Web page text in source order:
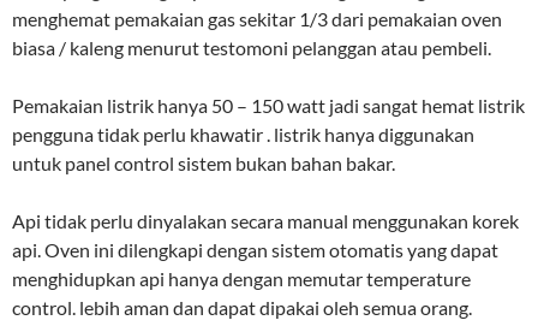
menghemat pemakaian gas sekitar 1/3 dari pemakaian oven
biasa / kaleng menurut testomoni pelanggan atau pembeli.
Pemakaian listrik hanya 50 – 150 watt jadi sangat hemat listrik
pengguna tidak perlu khawatir . listrik hanya diggunakan
untuk panel control sistem bukan bahan bakar.
Api tidak perlu dinyalakan secara manual menggunakan korek
api. Oven ini dilengkapi dengan sistem otomatis yang dapat
menghidupkan api hanya dengan memutar temperature
control. lebih aman dan dapat dipakai oleh semua orang.